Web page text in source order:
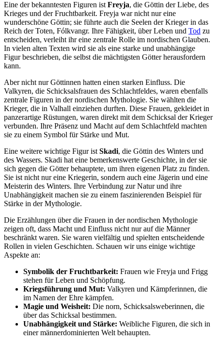
Eine ⁢der bekanntesten ‌Figuren istFreyja, die ⁢Göttin​ der Liebe, des
Krieges und der Fruchtbarkeit. Freyja ⁤war nicht nur eine
⁣wunderschöne Göttin; sie führte auch die Seelen der Krieger in das
Reich der‌ Toten, Fólkvangr. Ihre Fähigkeit,⁣ über Leben und Tod zu
entscheiden, verleiht ihr eine zentrale Rolle im nordischen Glauben.
In ⁤vielen alten Texten ⁣wird sie als eine​ starke und ⁢unabhängige
Figur beschrieben,‍ die selbst die mächtigsten Götter​ herausfordern
kann.
Aber‍ nicht ‍nur ⁣Göttinnen hatten⁢ einen starken Einfluss. Die​
Valkyren, die ⁢Schicksalsfrauen ⁣des ​Schlachtfeldes, waren⁤ ebenfalls⁣
zentrale Figuren in der nordischen Mythologie. Sie wählten die
Krieger, ​die in Valhall einziehen durften. Diese Frauen,‍ gekleidet in⁢
panzerartige ‌Rüstungen, waren direkt mit dem⁣ Schicksal der Krieger
verbunden. Ihre Präsenz⁤ und Macht‍ auf dem Schlachtfeld machten‍
sie zu einem Symbol für Stärke und ‌Mut.
Eine ⁤weitere wichtige Figur istSkadi,⁤ die Göttin des Winters und ​
des Wassers. Skadi⁤ hat eine bemerkenswerte‌ Geschichte, in der sie ​
sich gegen die Götter behauptete, um ihren eigenen Platz zu finden. ​
Sie ​ist nicht nur eine Kriegerin, sondern auch‍ eine ⁣Jägerin ⁢und eine
Meisterin des Winters. Ihre Verbindung⁢ zur Natur⁤ und ihre
Unabhängigkeit machen ‌sie zu einem faszinierenden‍ Beispiel für
Stärke in‍ der Mythologie.
Die Erzählungen über die Frauen in der nordischen Mythologie⁣
zeigen ​oft, dass Macht und Einfluss nicht nur ⁤auf die Männer
beschränkt waren. Sie ‌waren vielfältig und​ spielten entscheidende
Rollen in vielen Geschichten. Schauen wir uns einige wichtige
Aspekte an:
Symbolik der Fruchtbarkeit: Frauen wie Freyja und Frigg
stehen für ⁢Leben und Schöpfung.
Kriegsführung und Mut: Valkyren und‌ Kämpferinnen, ‌die
im ‌Namen der ​Ehre‌ kämpfen.
Magie und Weisheit: Die norn, Schicksalsweberinnen, die
über das Schicksal bestimmen.
Unabhängigkeit und Stärke: Weibliche ⁣Figuren, die sich in
⁣einer männerdominierten⁢ Welt ​behaupten.